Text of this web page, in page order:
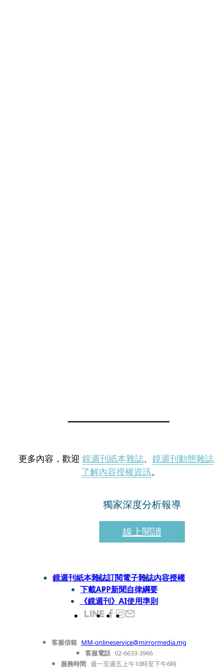
更多內容，歡迎 鏡週刊紙本雜誌、 鏡週刊動態雜誌
了解內容授權資訊。
獨家深度分析報導
線上閱讀
鏡週刊紙本雜誌訂閱電子雜誌內容授權
下載APP新聞自律綱要
《鏡週刊》AI使用準則
客服信箱 MM-onlineservice@mirrormedia.mg
客服電話 02-6633-3966
服務時間 週一至週五上午10時至下午6時